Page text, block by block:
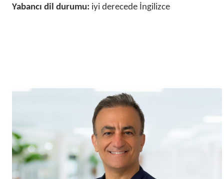
Üroloji
Yabancı dil durumu: iyi derecede İngilizce